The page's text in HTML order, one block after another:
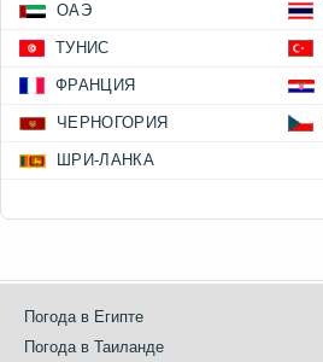
ОАЭ
ТУНИС
ФРАНЦИЯ
ЧЕРНОГОРИЯ
ШРИ-ЛАНКА
Погода в Египте
Погода в Таиланде